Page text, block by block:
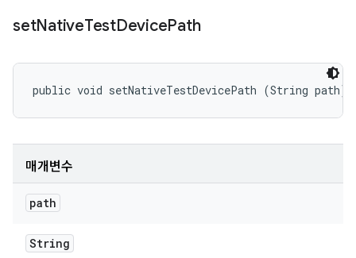
setNativeTestDevicePath
public void setNativeTestDevicePath (String path)
매개변수
path
String